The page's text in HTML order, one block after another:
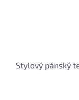
Stylový pánský